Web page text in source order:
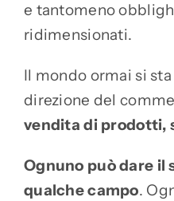
e tantomeno
ridimensionati.
Il mondo ormai si
direzione del
vendita di prodotti,
Ognuno può dare il
qualche campo.